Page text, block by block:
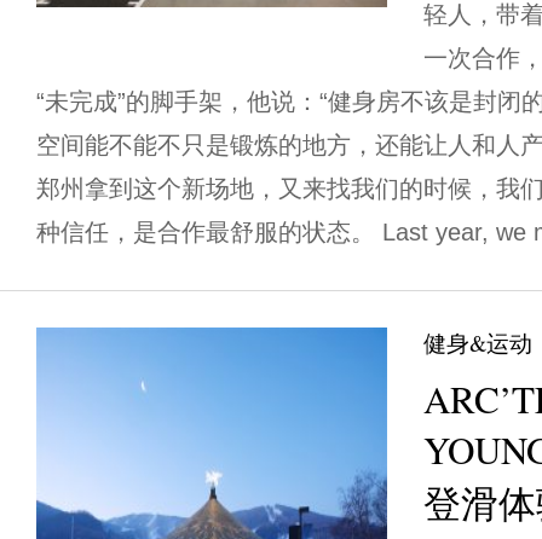
轻人，带
一次合作
“未完成”的脚手架，他说：“健身房不该是封闭
空间能不能不只是锻炼的地方，还能让人和人
郑州拿到这个新场地，又来找我们的时候，我
种信任，是合作最舒服的状态。 Last year,
健身&运动
登滑